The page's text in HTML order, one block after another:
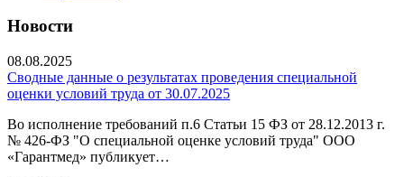
Новости
08.08.2025
Сводные данные о результатах проведения специальной
оценки условий труда от 30.07.2025
Во исполнение требований п.6 Статьи 15 ФЗ от 28.12.2013 г.
№ 426-ФЗ "О специальной оценке условий труда" ООО
«Гарантмед» публикует…